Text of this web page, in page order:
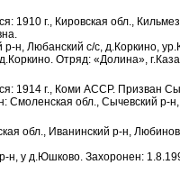
1910 г., Кировская обл.,
н, Любанский с/с, д.Коркино,
Отряд: «Долина»,
1914 г., Коми АССР. Призван
обл., Сычевский р-
обл., Иванинский р-н,
н, у д.Юшково. Захоронен: